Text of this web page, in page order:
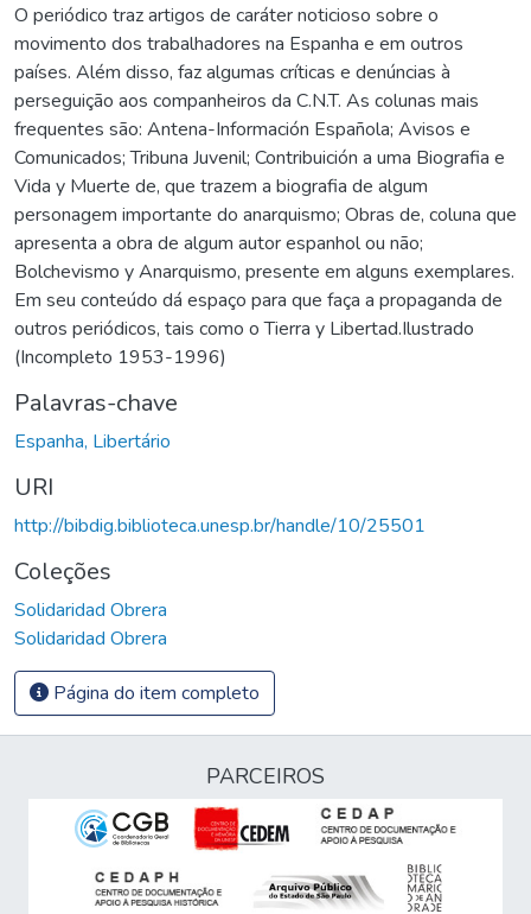
O periódico traz artigos de caráter noticioso sobre o
movimento dos trabalhadores na Espanha e em outros
países. Além disso, faz algumas críticas e denúncias à
perseguição aos companheiros da C.N.T. As colunas mais
frequentes são: Antena-Información Española; Avisos e
Comunicados; Tribuna Juvenil; Contribuición a uma Biografia e
Vida y Muerte de, que trazem a biografia de algum
personagem importante do anarquismo; Obras de, coluna que
apresenta a obra de algum autor espanhol ou não;
Bolchevismo y Anarquismo, presente em alguns exemplares.
Em seu conteúdo dá espaço para que faça a propaganda de
outros periódicos, tais como o Tierra y Libertad.Ilustrado
(Incompleto 1953-1996)
Palavras-chave
Espanha, Libertário
URI
http://bibdig.biblioteca.unesp.br/handle/10/25501
Coleções
Solidaridad Obrera
Solidaridad Obrera
Página do item completo
PARCEIROS